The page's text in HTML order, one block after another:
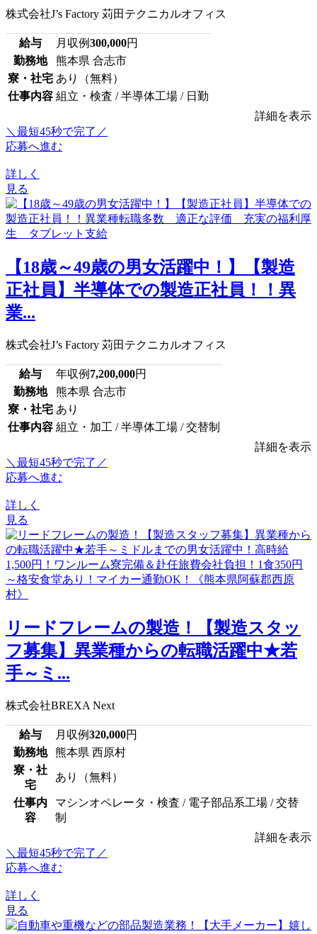
株式会社J’s Factory 苅田テクニカルオフィス
給与 月収例300,000円
勤務地
熊本県 合志市
寮・社宅 あり（無料）
仕事内容 組立・検査 / 半導体工場 / 日勤
詳細を表示
＼最短45秒で完了／
応募へ進む
詳しく
見る
【18歳～49歳の男女活躍中！】【製造
正社員】半導体での製造正社員！！異
業...
株式会社J’s Factory 苅田テクニカルオフィス
給与 年収例 7,200,000円
勤務地
熊本県 合志市
寮・社宅 あり
仕事内容 組立・加工 / 半導体工場 / 交替制
詳細を表示
＼最短45秒で完了／
応募へ進む
詳しく
見る
リードフレームの製造！【製造スタッ
フ募集】異業種からの転職活躍中★若
手～ミ...
株式会社BREXA Next
給与 月収例320,000円
勤務地
熊本県 西原村
寮・社
宅
あり（無料）
仕事内
容
マシンオペレータ・検査 / 電子部品系工場 / 交替
制
詳細を表示
＼最短45秒で完了／
応募へ進む
詳しく
見る